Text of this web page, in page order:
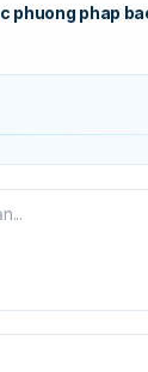
phuong phap